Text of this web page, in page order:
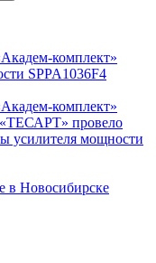
комплект»
SPPA1036F4
комплект»
провело
усилителя мощности
в Новосибирске